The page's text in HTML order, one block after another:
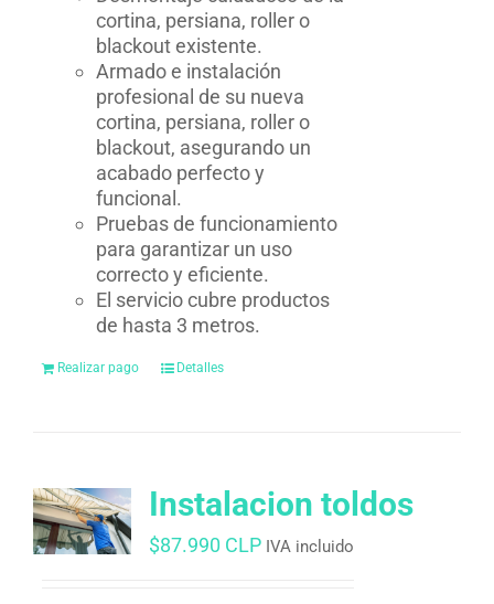
cortina, persiana, roller o
blackout existente.
Armado e instalación
profesional de su nueva
cortina, persiana, roller o
blackout, asegurando un
acabado perfecto y
funcional.
Pruebas de funcionamiento
para garantizar un uso
correcto y eficiente.
El servicio cubre productos
de hasta 3 metros.
Realizar pago Detalles
Instalacion toldos
$87.990 CLP IVA incluido